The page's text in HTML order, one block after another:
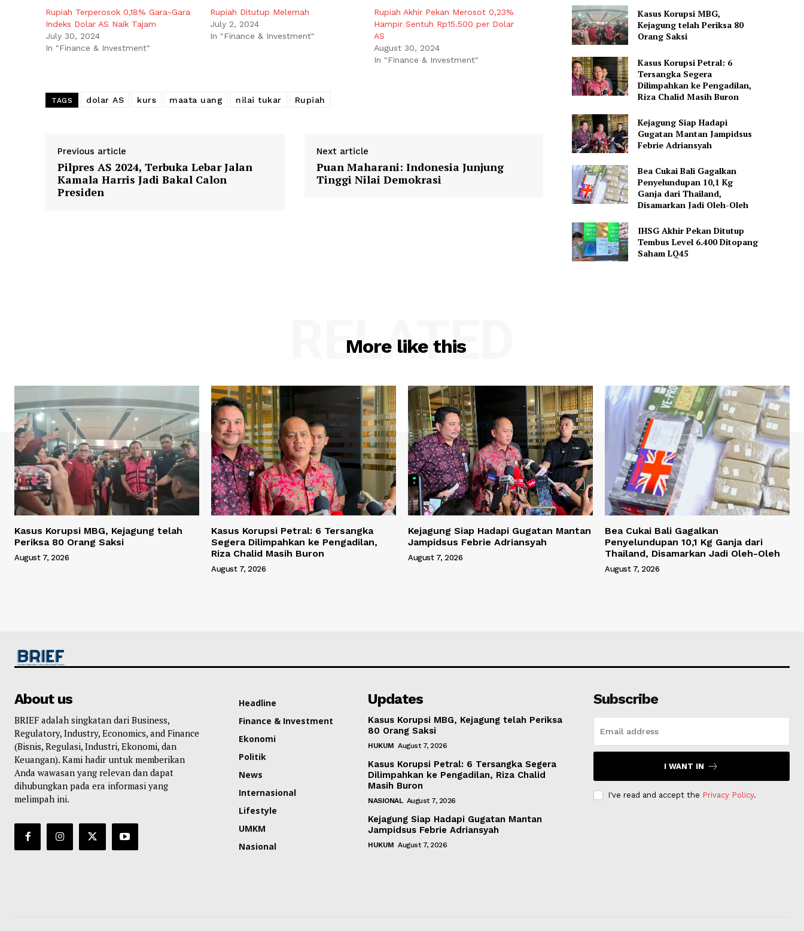
Rupiah Terperosok 0,18% Gara-Gara
Indeks Dolar AS Naik Tajam
July 30, 2024
In "Finance & Investment"
Rupiah Ditutup Melemah
July 2, 2024
In "Finance & Investment"
Rupiah Akhir Pekan Merosot 0,23%
Hampir Sentuh Rp15.500 per Dolar
AS
August 30, 2024
In "Finance & Investment"
TAGS dolar AS kurs maata uang nilai tukar Rupiah
Previous article
Pilpres AS 2024, Terbuka Lebar Jalan
Kamala Harris Jadi Bakal Calon
Presiden
Next article
Puan Maharani: Indonesia Junjung
Tinggi Nilai Demokrasi
Kasus Korupsi MBG,
Kejagung telah Periksa 80
Orang Saksi
Kasus Korupsi Petral: 6
Tersangka Segera
Dilimpahkan ke Pengadilan,
Riza Chalid Masih Buron
Kejagung Siap Hadapi
Gugatan Mantan Jampidsus
Febrie Adriansyah
Bea Cukai Bali Gagalkan
Penyelundupan 10,1 Kg
Ganja dari Thailand,
Disamarkan Jadi Oleh-Oleh
IHSG Akhir Pekan Ditutup
Tembus Level 6.400 Ditopang
Saham LQ45
More like this
RELATED
Kasus Korupsi MBG, Kejagung telah
Periksa 80 Orang Saksi
August 7, 2026
Kasus Korupsi Petral: 6 Tersangka
Segera Dilimpahkan ke Pengadilan,
Riza Chalid Masih Buron
August 7, 2026
Kejagung Siap Hadapi Gugatan Mantan
Jampidsus Febrie Adriansyah
August 7, 2026
Bea Cukai Bali Gagalkan
Penyelundupan 10,1 Kg Ganja dari
Thailand, Disamarkan Jadi Oleh-Oleh
August 7, 2026
About us
BRIEF adalah singkatan dari Business,
Regulatory, Industry, Economics, and Finance
(Bisnis, Regulasi, Industri, Ekonomi, dan
Keuangan). Kami hadir untuk memberikan
Anda wawasan yang relevan dan dapat
dihubungkan pada era informasi yang
melimpah ini.
Headline
Finance & Investment
Ekonomi
Politik
News
Internasional
Lifestyle
UMKM
Nasional
Updates
Kasus Korupsi MBG, Kejagung telah Periksa
80 Orang Saksi
HUKUM August 7, 2026
Kasus Korupsi Petral: 6 Tersangka Segera
Dilimpahkan ke Pengadilan, Riza Chalid
Masih Buron
NASIONAL August 7, 2026
Kejagung Siap Hadapi Gugatan Mantan
Jampidsus Febrie Adriansyah
HUKUM August 7, 2026
Subscribe
I WANT IN
I've read and accept the Privacy Policy.